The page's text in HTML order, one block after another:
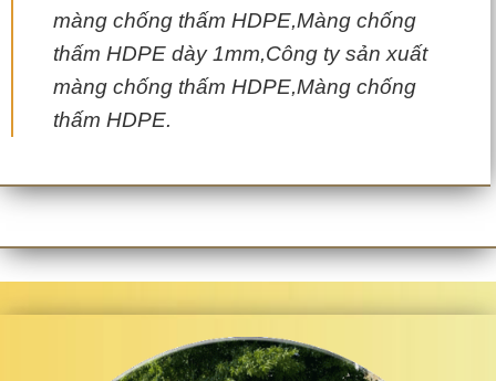
màng chống thấm HDPE,Màng chống
thấm HDPE dày 1mm,Công ty sản xuất
màng chống thấm HDPE,Màng chống
thấm HDPE.